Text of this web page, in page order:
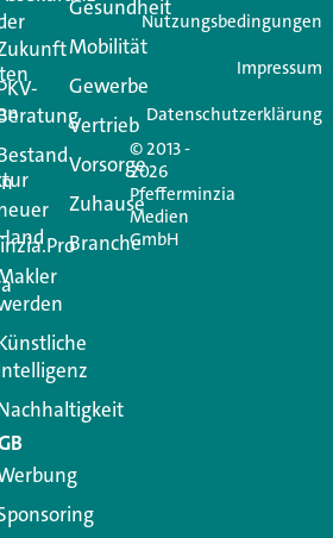
einen
wird nicht veröffentlicht.
sind mit
Gesundheit
Mobilität
Gewerbe
Vertrieb
Vorsorge
Zuhause
Branche
© 2013 -
2026
Pfefferminzia
Medien
GmbH
Nutzungsbedingungen
Impressum
Datenschutzerklärung